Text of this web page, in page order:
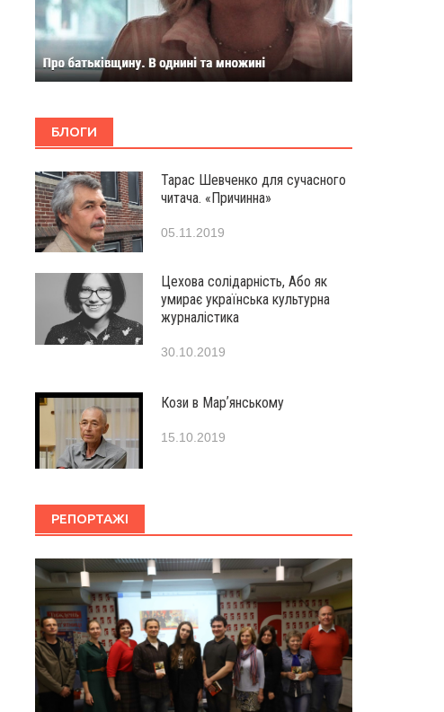
БЛОГИ
Тарас Шевченко для сучасного
читача. «Причинна»
05.11.2019
Цехова солідарність, Або як
умирає українська культурна
журналістика
30.10.2019
Кози в Марʼянському
15.10.2019
РЕПОРТАЖІ